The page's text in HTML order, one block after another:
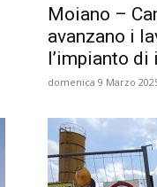
Moiano –
avanzano i
l’impianto di
domenica 9 Marzo